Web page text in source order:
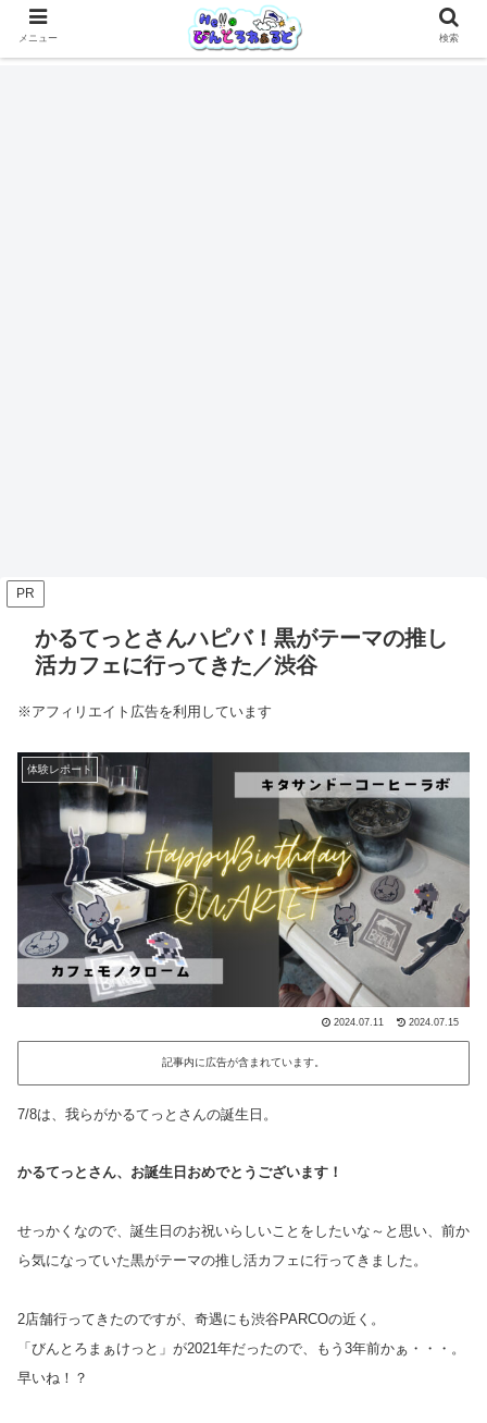
PR
かるてっとさんハピバ！黒がテーマの推し
活カフェに行ってきた／渋谷
※アフィリエイト広告を利用しています
体験レポート
2024.07.11 2024.07.15
記事内に広告が含まれています。
7/8は、我らがかるてっとさんの誕生日。
かるてっとさん、お誕生日おめでとうございます！
せっかくなので、誕生日のお祝いらしいことをしたいな～と思い、前か
ら気になっていた黒がテーマの推し活カフェに行ってきました。
2店舗行ってきたのですが、奇遇にも渋谷PARCOの近く。
「びんとろまぁけっと」が2021年だったので、もう3年前かぁ・・・。
早いね！？
メニュー 検索